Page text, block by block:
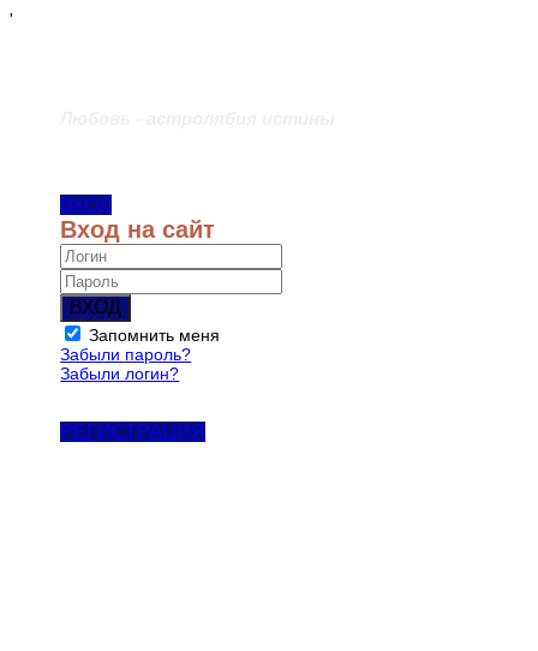
'
ВХОД
Вход на сайт
ВХОД
Запомнить меня
Забыли пароль?
Забыли логин?
РЕГИСТРАЦИЯ